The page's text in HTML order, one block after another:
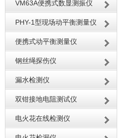
VM63A便携式数显测振仪
PHY-1型现场动平衡测量仪
便携式动平衡测量仪
钢丝绳探伤仪
漏水检测仪
双钳接地电阻测试仪
电火花在线检测仪